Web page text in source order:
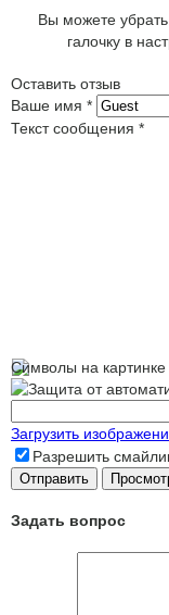
Вы можете
галочку в
Оставить отзыв
Ваше имя *
Текст сообщения *
Символы на картинке
Загрузить
Разрешить
Задать вопрос